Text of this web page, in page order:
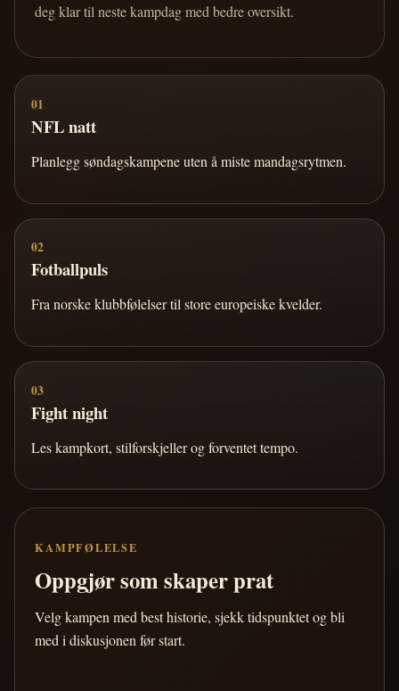
deg klar til neste kampdag med bedre oversikt.
01
NFL natt
Planlegg søndagskampene uten å miste mandagsrytmen.
02
Fotballpuls
Fra norske klubbfølelser til store europeiske kvelder.
03
Fight night
Les kampkort, stilforskjeller og forventet tempo.
KAMPFØLELSE
Oppgjør som skaper prat
Velg kampen med best historie, sjekk tidspunktet og bli
med i diskusjonen før start.